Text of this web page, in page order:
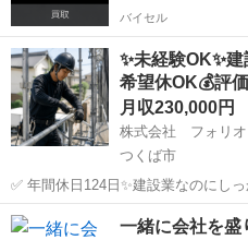
バイセル
✨未経験OK✨
希望休OK💰評
月収230,000円
株式会社 フォリオ
つくば市
✅ 年間休日124日✨建設業なのにし
爽やかチーム🌿 ✅ 未経験でも月給23万円スター
は“足場
茨城 鳶職 未
一緒に会社を盛